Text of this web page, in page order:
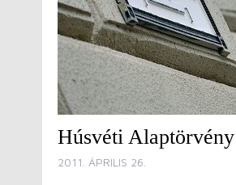
Húsvéti Alaptörvény
2011. ÁPRILIS 26.